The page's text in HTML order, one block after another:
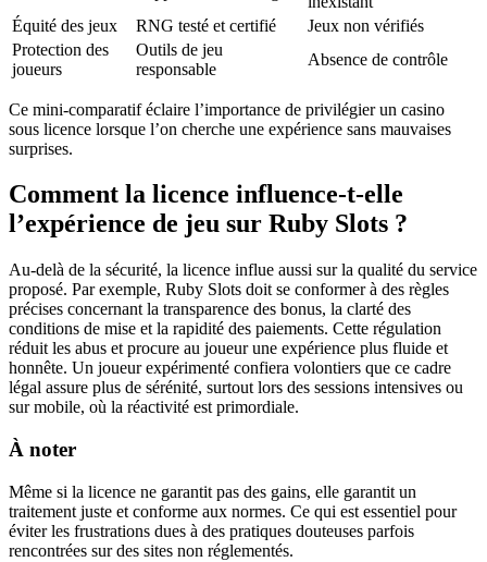
Équité des jeux
RNG testé et certifié
Jeux non vérifiés
Protection des
joueurs
Outils de jeu
responsable
Absence de contrôle
Ce mini-comparatif éclaire l’importance de privilégier un casino
sous licence lorsque l’on cherche une expérience sans mauvaises
surprises.
Comment la licence influence-t-elle
l’expérience de jeu sur Ruby Slots ?
Au-delà de la sécurité, la licence influe aussi sur la qualité du service
proposé. Par exemple, Ruby Slots doit se conformer à des règles
précises concernant la transparence des bonus, la clarté des
conditions de mise et la rapidité des paiements. Cette régulation
réduit les abus et procure au joueur une expérience plus fluide et
honnête. Un joueur expérimenté confiera volontiers que ce cadre
légal assure plus de sérénité, surtout lors des sessions intensives ou
sur mobile, où la réactivité est primordiale.
À noter
Même si la licence ne garantit pas des gains, elle garantit un
traitement juste et conforme aux normes. Ce qui est essentiel pour
éviter les frustrations dues à des pratiques douteuses parfois
rencontrées sur des sites non réglementés.